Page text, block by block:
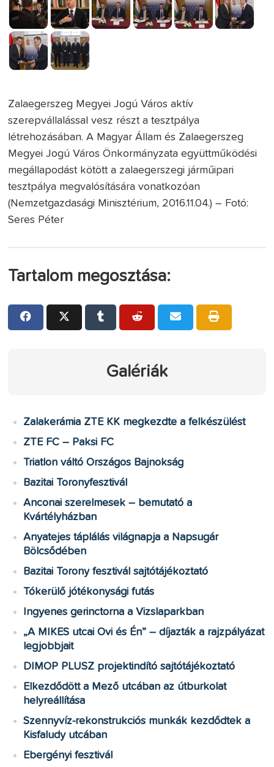
Zalaegerszeg Megyei Jogú Város aktív
szerepvállalással vesz részt a tesztpálya
létrehozásában. A Magyar Állam és Zalaegerszeg
Megyei Jogú Város Önkormányzata együttműködési
megállapodást kötött a zalaegerszegi járműipari
tesztpálya megvalósítására vonatkozóan
(Nemzetgazdasági Minisztérium, 2016.11.04.) – Fotó:
Seres Péter
Tartalom megosztása:
Galériák
Zalakerámia ZTE KK megkezdte a felkészülést
ZTE FC – Paksi FC
Triatlon váltó Országos Bajnokság
Bazitai Toronyfesztivál
Anconai szerelmesek – bemutató a
Kvártélyházban
Anyatejes táplálás világnapja a Napsugár
Bölcsődében
Bazitai Torony fesztivál sajtótájékoztató
Tókerülő jótékonysági futás
Ingyenes gerinctorna a Vizslaparkban
„A MIKES utcai Ovi és Én” – díjazták a rajzpályázat
legjobbjait
DIMOP PLUSZ projektindító sajtótájékoztató
Elkezdődött a Mező utcában az útburkolat
helyreállítása
Szennyvíz-rekonstrukciós munkák kezdődtek a
Kisfaludy utcában
Ebergényi fesztivál